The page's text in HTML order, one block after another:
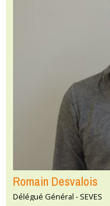
Romain Desvalois
Délégué Général - SEVES